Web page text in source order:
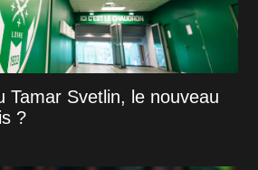
Tamar Svetlin, le nouveau
?